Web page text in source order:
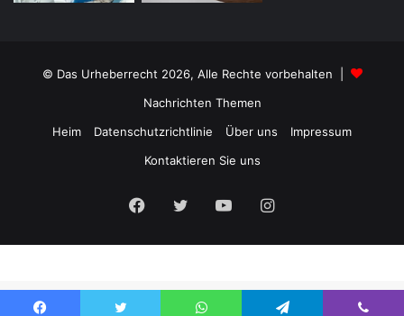
© Das Urheberrecht 2026, Alle Rechte vorbehalten |
Nachrichten Themen
Heim
Datenschutzrichtlinie Über uns
Impressum
Kontaktieren Sie uns
Facebook
TwitterYouTubeInstagram